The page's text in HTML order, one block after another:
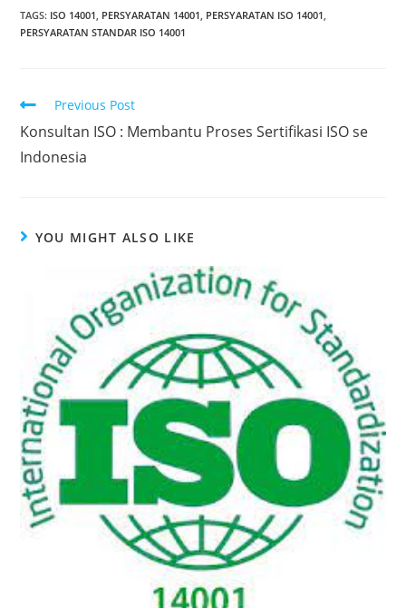
TAGS: ISO 14001 PERSYARATAN 14001 PERSYARATAN ISO 14001
PERSYARATAN STANDAR ISO 14001
Previous Post
Konsultan ISO : Membantu Proses Sertifikasi ISO se
Indonesia
YOU MIGHT ALSO LIKE